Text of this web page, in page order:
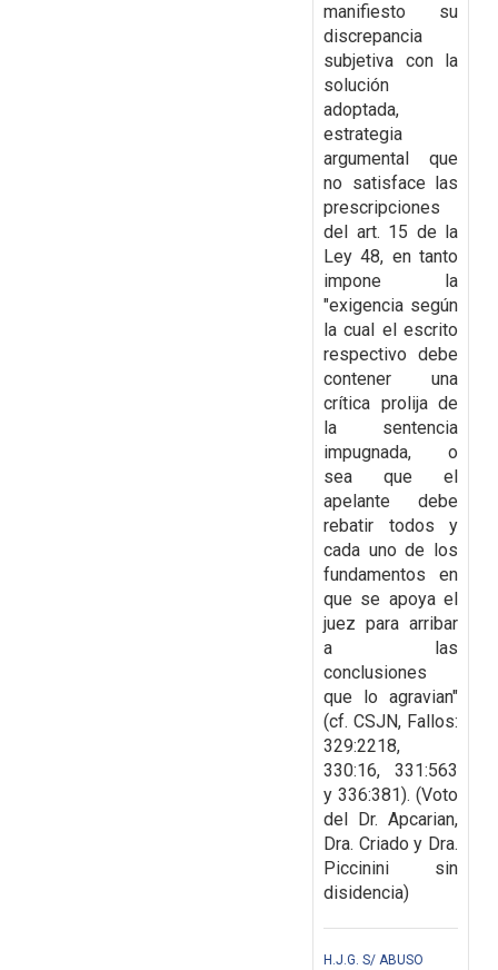
manifiesto su
discrepancia
subjetiva con la
solución
adoptada,
estrategia
argumental que
no satisface las
prescripciones
del art. 15 de la
Ley 48, en tanto
impone la
"exigencia según
la cual el escrito
respectivo debe
contener una
crítica prolija de
la sentencia
impugnada, o
sea que el
apelante debe
rebatir todos y
cada uno de los
fundamentos en
que se apoya el
juez para arribar
a las
conclusiones
que lo agravian"
(cf. CSJN, Fallos:
329:2218,
330:16, 331:563
y 336:381). (Voto
del Dr. Apcarian,
Dra. Criado y Dra.
Piccinini sin
disidencia)
H.J.G. S/ ABUSO